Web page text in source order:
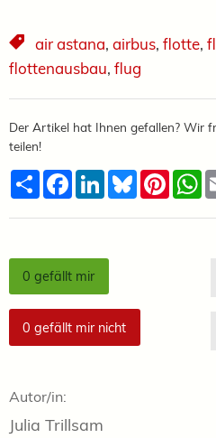
air astana, airbus, flotte,
flottenausbau, flug
Der Artikel hat Ihnen gefallen? Wir
teilen!
TeilenFacebook
LinkedInBluesky
0 gefällt mir
0 gefällt mir nicht
Autor/in:
Julia Trillsam